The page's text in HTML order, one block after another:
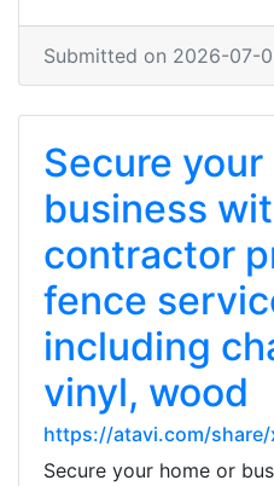
Submitted on 2026-07-
Secure
business
contractor
fence
including
vinyl, wood
https://atavi.com/
Secure your home or